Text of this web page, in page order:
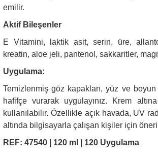
emilir.
Aktif Bileşenler
E Vitamini, laktik asit, serin, üre,
kreatin, aloe jeli, pantenol, sakkaritler,
Uygulama:
Temizlenmiş göz kapakları, yüz ve
hafifçe vurarak uygulayınız. Krem
kullanılabilir. Özellikle açık havada, UV
altında bilgisayarla çalışan kişiler için
REF: 47540 | 120 ml | 120 Uygulama